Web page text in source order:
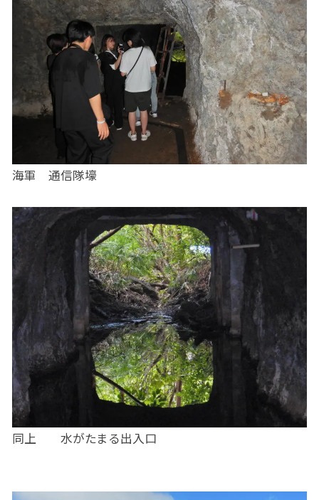
海軍 通信隊壕
同上 水がたまる出入口